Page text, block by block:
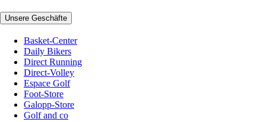
Unsere Geschäfte
Basket-Center
Daily Bikers
Direct Running
Direct-Volley
Espace Golf
Foot-Store
Galopp-Store
Golf and co